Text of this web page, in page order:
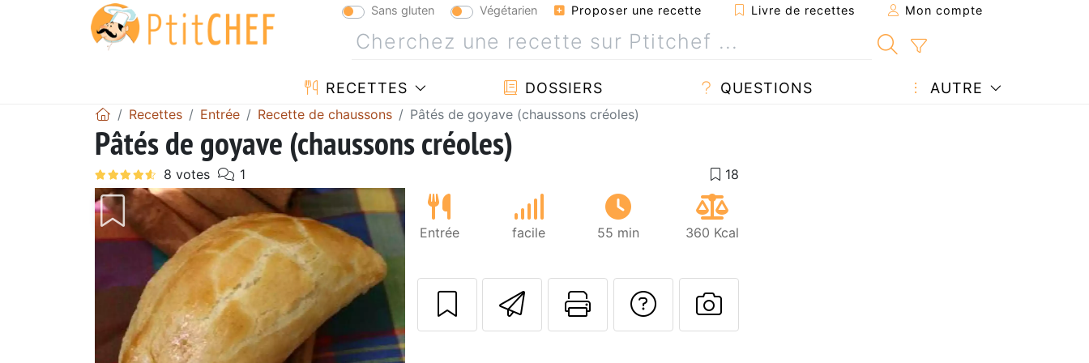
Sans gluten Végétarien Proposer une recette Livre de recettes Mon compte
RECETTES DOSSIERS QUESTIONS AUTRE
Recettes Entrée Recette de chaussons Pâtés de goyave (chaussons créoles)
Pâtés de goyave (chaussons créoles)
Entrée facile 55 min 360 Kcal
Envoyer cette recette à un ami
Imprimer cette page
Poser une question à l'auteur
Publier votre photo de cette